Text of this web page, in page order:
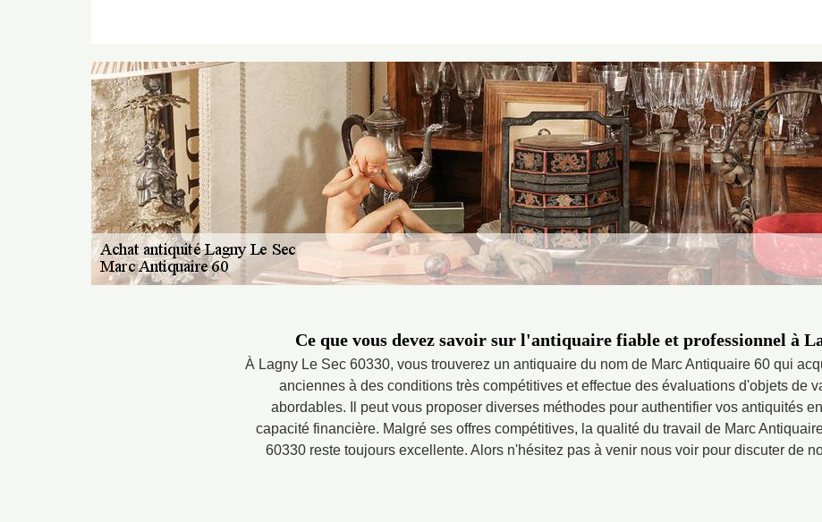
Ce que vous devez savoir sur l'antiquaire fiable et professionnel à
À Lagny Le Sec 60330, vous trouverez un antiquaire du nom de Marc Antiquaire 60 qui
anciennes à des conditions très compétitives et effectue des évaluations d'objets de
abordables. Il peut vous proposer diverses méthodes pour authentifier vos antiquités
capacité financière. Malgré ses offres compétitives, la qualité du travail de Marc
60330 reste toujours excellente. Alors n'hésitez pas à venir nous voir pour discuter de